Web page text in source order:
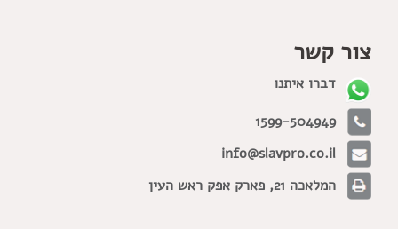
צור קשר
דברו איתנו
1599-504949
info@slavpro.co.il
המלאכה 21, פארק אפק ראש העין